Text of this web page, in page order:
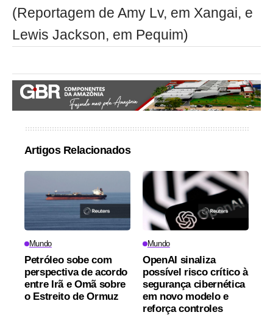
(Reportagem de Amy Lv, em Xangai, e
Lewis Jackson, em Pequim)
Artigos Relacionados
Mundo
Petróleo sobe com
perspectiva de acordo
entre Irã e Omã sobre
o Estreito de Ormuz
Mundo
OpenAI sinaliza
possível risco crítico à
segurança cibernética
em novo modelo e
reforça controles